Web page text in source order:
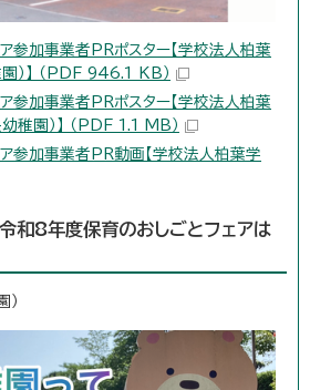
参加事業者PRポスター【学校法人柏葉
）】 （PDF 946.1 KB）
参加事業者PRポスター【学校法人柏葉
稚園）】 （PDF 1.1 MB）
参加事業者PR動画【学校法人柏葉学
和8年度保育のおしごとフェアは
）